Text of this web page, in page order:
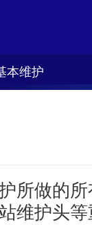
本维护
所做的
维护头